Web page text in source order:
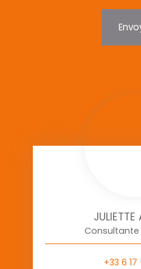
JULIETTE
+33 6